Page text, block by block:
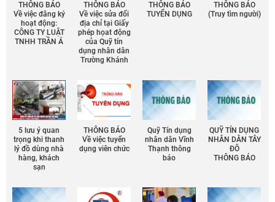
THÔNG BÁO
Về việc đăng ký
hoạt động:
CÔNG TY LUẬT
TNHH TRẦN Á
THÔNG BÁO
Về việc sửa đổi
địa chỉ tại Giấy
phép họat động
của Quỹ tín
dụng nhân dân
Trường Khánh
THÔNG BÁO
TUYỂN DỤNG
THÔNG BÁO
(Truy tìm người)
5 lưu ý quan
trọng khi thanh
lý đồ dùng nhà
hàng, khách
sạn
THÔNG BÁO
Về việc tuyển
dụng viên chức
Quỹ Tín dụng
nhân dân Vĩnh
Thạnh thông
báo
QUỸ TÍN DỤNG
NHÂN DÂN TÂY
ĐÔ
THÔNG BÁO